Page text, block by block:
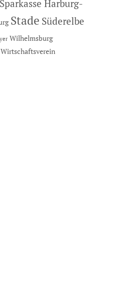
Sparkasse Harburg-
Stade Süderelbe
Wilhelmsburg
Wirtschaftsverein